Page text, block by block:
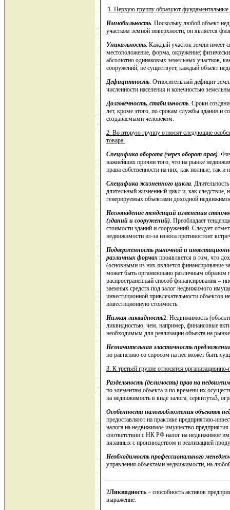
1. Первую группу образуют фундаментальные
Иммобильность. Поскольку любой объект
участком земной поверхности, он является
Уникальность. Каждый участок земли имеет
местоположение, форма, окружение;
абсолютно одинаковых земельных участков,
сооружений, не существует, каждый объект
Дефицитность. Относительный дефицит
численности населения и конечностью
Долговечность, стабильность. Сроки
лет, кроме этого, по срокам службы здания и
создаваемыми человеком.
2. Во вторую группу относят следующие
товара:
Специфика оборота (через оборот прав).
важнейших причин того, что на рынке
права собственности на них, как полные, так и
Специфика жизненного цикла.
длительный жизненный цикл и, как следствие,
генерируемых объектами доходной
Несовпадение тенденций изменения
(зданий и сооружений). Преобладает
стоимости зданий и сооружений. Следует
недвижимости из-за износа противостоит
Подверженность рыночной и
различных формах проявляется в том, что
(основными из них является финансирование
может быть организовано различным
распространенный способ финансирования –
заемных средств под залог недвижимого
инвестиционной привлекательности
инвестиционную стоимость.
Низкая ликвидность2. Недвижимость
ликвидностью, чем, например, финансовые
необходимым для реализации объекта на
Незначительная эластичность
по равнению со спросом на нее может быть
3. К третьей группе относятся
Раздельность (делимость) прав на
по элементам объекта и по времени их
на недвижимость в виде залога, сервитута3,
Особенности налогообложения объектов
предоставляют на практике предприятию-
налога на недвижимое имущество
соответствии с НК РФ налог на недвижимое
вязанных с производством и реализацией
Необходимость профессионального
управления объектами недвижимости, на
2Ликвидность – способность активов
выражение.